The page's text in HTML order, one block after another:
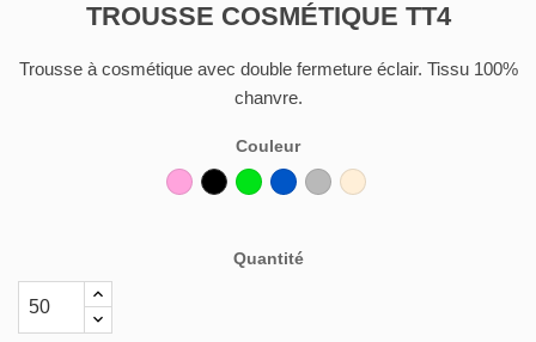
TROUSSE COSMÉTIQUE TT4
Trousse à cosmétique avec double fermeture éclair. Tissu 100%
chanvre.
Couleur
RoseNoirVert
Bleu
foncé
GrisBeige
Quantité